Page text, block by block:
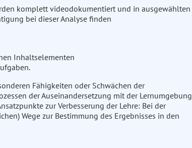
komplett videodokumentiert und in ausgewählten
bei dieser Analyse finden
Inhaltselementen
Fähigkeiten oder Schwächen der
der Auseinandersetzung mit der Lernumgebung
zur Verbesserung der Lehre: Bei der
Wege zur Bestimmung des Ergebnisses in den